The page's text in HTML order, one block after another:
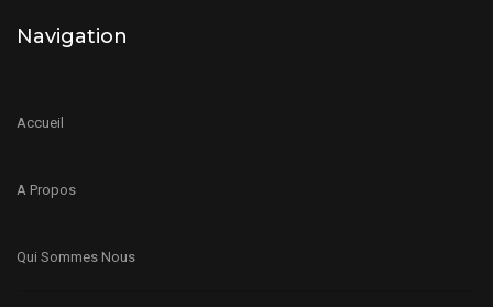
Navigation
Accueil
A Propos
Qui Sommes Nous